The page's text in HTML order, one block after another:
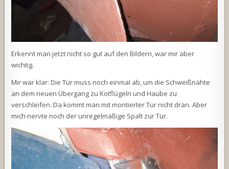
Erkennt man jetzt nicht so gut auf den Bildern, war mir aber
wichtig.
Mir war klar: Die Tür muss noch einmal ab, um die Schweißnähte
an dem neuen Übergang zu Kotflügeln und Haube zu
verschleifen. Da kommt man mit montierter Tür nicht dran. Aber
mich nervte noch der unregelmäßige Spalt zur Tür.